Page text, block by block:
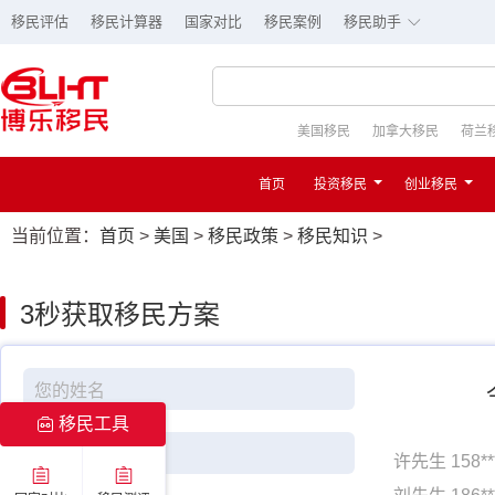
移民评估 移民计算器 国家对比 移民案例 移民助手 ∟
美国移民 加拿大移民 荷兰
首页 投资移民 创业移民
当前位置： 首页 > 美国 > 移民政策 > 移民知识 >
3秒获取移民方案
许先生
移民工具